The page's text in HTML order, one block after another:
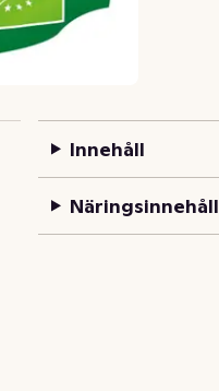
Innehåll
Näringsinnehåll